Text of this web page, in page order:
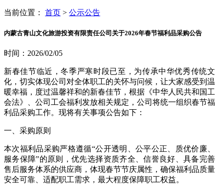
当前位置： 首页 > 公示公告
内蒙古青山文化旅游投资有限责任公司关于2026年春节福利品采购公告
时间：2026/02/05
新春佳节临近，冬季严寒时段已至，为传承中华优秀传统文
化，切实体现公司对全体职工的关怀与问候，让大家感受到温
暖幸福，度过温馨祥和的新春佳节，根据《中华人民共和国工
会法》、公司工会福利发放相关规定，公司将统一组织春节福
利品采购工作。现将有关事项公告如下：
一、采购原则
本次福利品采购严格遵循“公开透明、公平公正、质优价廉、
服务保障”的原则，优先选择资质齐全、信誉良好、具备完善
售后服务体系的供应商，体现春节节庆属性，确保福利品质量
安全可靠、适配职工需求，最大程度保障职工权益。